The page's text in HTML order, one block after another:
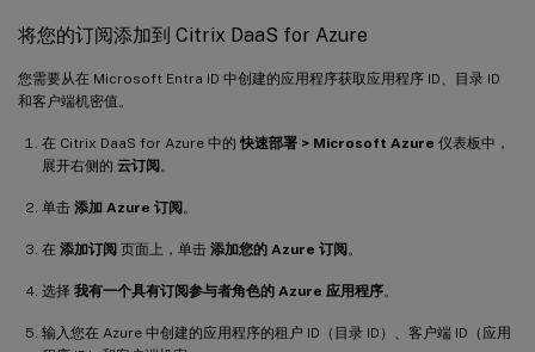
将您的订阅添加到 Citrix DaaS for Azure
您需要从在 Microsoft Entra ID 中创建的应用程序获取应用程序 ID、目录 ID
和客户端机密值。
在 Citrix DaaS for Azure 中的快速部署 > Microsoft Azure 仪表板中，
展开右侧的 云订阅。
单击 添加 Azure 订阅。
在 添加订阅 页面上，单击 添加您的 Azure 订阅。
选择 我有一个具有订阅参与者角色的 Azure 应用程序。
输入您在 Azure 中创建的应用程序的租户 ID（目录 ID）、客户端 ID（应用